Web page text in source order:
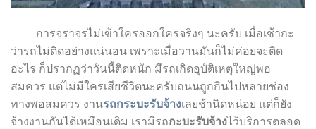
การจราจรไม่เข้าใครออกใครจริงๆ นะครับ เมื่อเช้ากะ
ว่ารถไม่ติดอย่างแน่นอน เพราะเมื่อวานมันก็ไม่ค่อยจะติด
อะไร ก็ปรากฏว่าวันนี้ติดหนัก มีรถเกิดอุบัติเหตุใหญ่พอ
สมควร แต่ไม่มีใครเสียชีวิตนะครับถนนถูกกินไปหลายช่อง
ทางพอสมควร งานรถกระบะรับจ้างเลยช้านิดหน่อย แต่ก็ยัง
จ้างงานกันได้เหมือนเดิม เรามีรถกะบะรับจ้างไว้บริการตลอด